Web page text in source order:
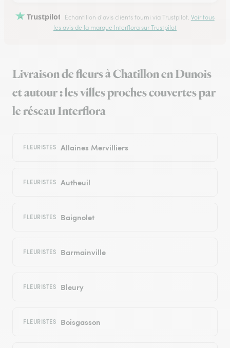
Trustpilot Échantillon d'avis clients fourni via Trustpilot. Voir tous
les avis de la marque Interflora sur Trustpilot
Livraison de fleurs à Chatillon en Dunois
et autour : les villes proches couvertes par
le réseau Interflora
FLEURISTES Allaines Mervilliers
FLEURISTES Autheuil
FLEURISTES Baignolet
FLEURISTES Barmainville
FLEURISTES Bleury
FLEURISTES Boisgasson